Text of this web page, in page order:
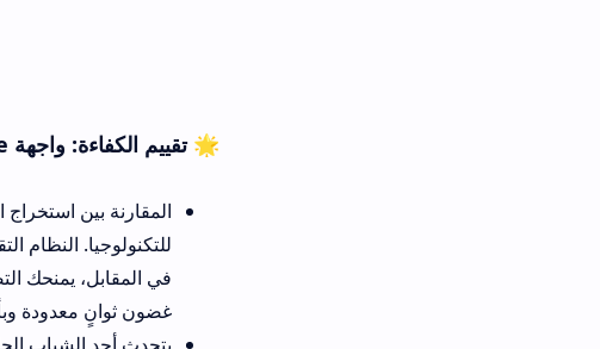
🌟 تقييم الكفاءة: واجهة dzair digital service مقابل البيروقراطية الكلاسيكية
المقارنة بين استخراج الوثائق
للتكنولوجيا. النظام التقليدي
غضون ثوانٍ معدودة وبأقل مجهود يذكر.